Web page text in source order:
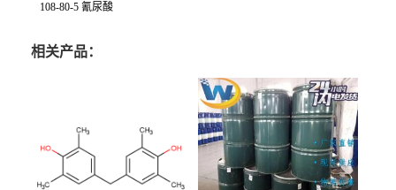
108-80-5 氰尿酸
相关产品：